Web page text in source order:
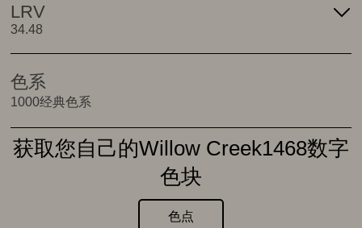
LRV
34.48
色系
1000经典色系
获取您自己的Willow Creek1468数字
色块
色点